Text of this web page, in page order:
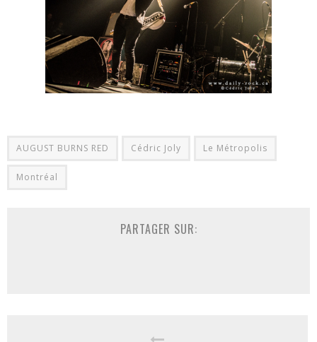
AUGUST BURNS RED Cédric Joly Le Métropolis
Montréal
PARTAGER SUR: